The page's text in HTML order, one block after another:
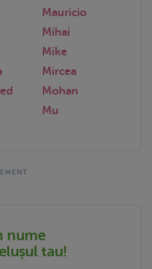
Mauricio
Mihai
Mike
Mircea
Mohan
Mu
nume
tau!